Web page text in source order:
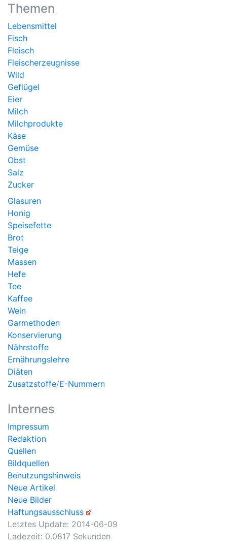
Themen
Lebensmittel
Fisch
Fleisch
Fleischerzeugnisse
Wild
Geflügel
Eier
Milch
Milchprodukte
Käse
Gemüse
Obst
Salz
Zucker
Glasuren
Honig
Speisefette
Brot
Teige
Massen
Hefe
Tee
Kaffee
Wein
Garmethoden
Konservierung
Nährstoffe
Ernährungslehre
Diäten
Zusatzstoffe/E-Nummern
Internes
Impressum
Redaktion
Quellen
Bildquellen
Benutzungshinweis
Neue Artikel
Neue Bilder
Haftungsausschluss
Letztes Update: 2014-06-09
Ladezeit: 0.0817 Sekunden